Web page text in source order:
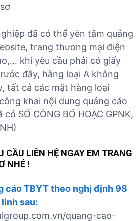
đã có thể yên tâm quảng
trang thương mại điện
khi yêu cầu phải có giấy
đây, hàng loại A không
tất cả các mặt hàng loại
khai nội dung quảng cáo
SỐ CÔNG BỐ HOẶC GPNK,
CẦU LIÊN HỆ NGAY EM TRANG
NHÉ !
cáo TBYT theo nghị định 98
sau:
quang-cao-